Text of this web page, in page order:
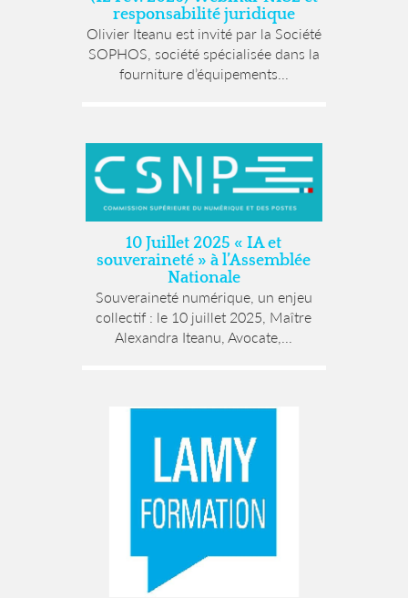
responsabilité juridique
Olivier Iteanu est invité par la Société
SOPHOS, société spécialisée dans la
fourniture d’équipements...
10 Juillet 2025 « IA et
souveraineté » à l’Assemblée
Nationale
Souveraineté numérique, un enjeu
collectif : le 10 juillet 2025, Maître
Alexandra Iteanu, Avocate,...